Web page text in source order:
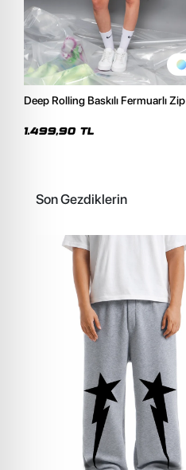
Deep Rolling Baskılı Fermuarlı Zip
Sweatshirt
1.499,90 TL
Son Gezdiklerin